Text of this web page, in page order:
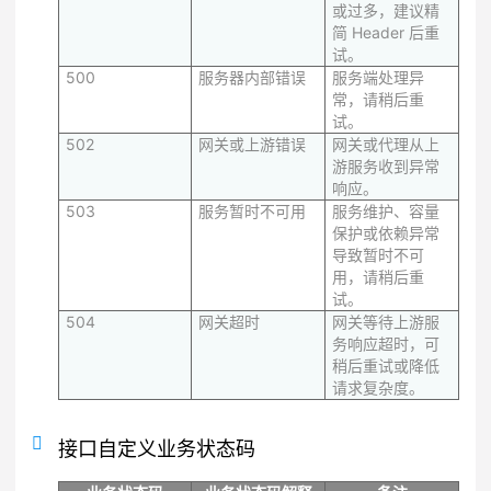
或过多，建议精
简 Header 后重
试。
500
服务器内部错误
服务端处理异
常，请稍后重
试。
502
网关或上游错误
网关或代理从上
游服务收到异常
响应。
503
服务暂时不可用
服务维护、容量
保护或依赖异常
导致暂时不可
用，请稍后重
试。
504
网关超时
网关等待上游服
务响应超时，可
稍后重试或降低
请求复杂度。
接口自定义业务状态码